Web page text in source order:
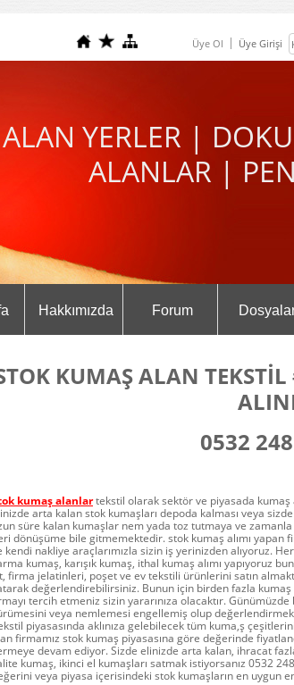
Üye Ol Üye Girişi
YERLER |
ALANLAR |
Hakkımızda Forum
KUMAŞ ALAN
0532
kumaş alanlartekstil olarak sektör ve piyasada
arta kalan stok kumaşları depoda kalması veya
süre kalan kumaşlar nem yada toz tutmaya ve
dönüşüme bile gitmemektedir. stok kumaş alımı yapan
kendi nakliye araçlarımızla sizin iş yerinizden alıyoruz.
kumaş, karışık kumaş, ithal kumaş alımı yapıyoruz
firma jelatinleri, poşet ve ev tekstili ürünlerini satın
değerlendirebilirsiniz. Bunun için birden fazla kumaş
tercih etmeniz sizin yararınıza olacaktır.
veya nemlemesi engellemiş olup
piyasasında aklınıza gelebilecek tüm kuma,ş
firmamız stok kumaş piyasasına göre değerinde
devam ediyor. Sizde elinizde arta kalan, ihracat
kumaş, ikinci el kumaşları satmak istiyorsanız 0532
veya piyasa içerisindeki stok kumaşların en uygun